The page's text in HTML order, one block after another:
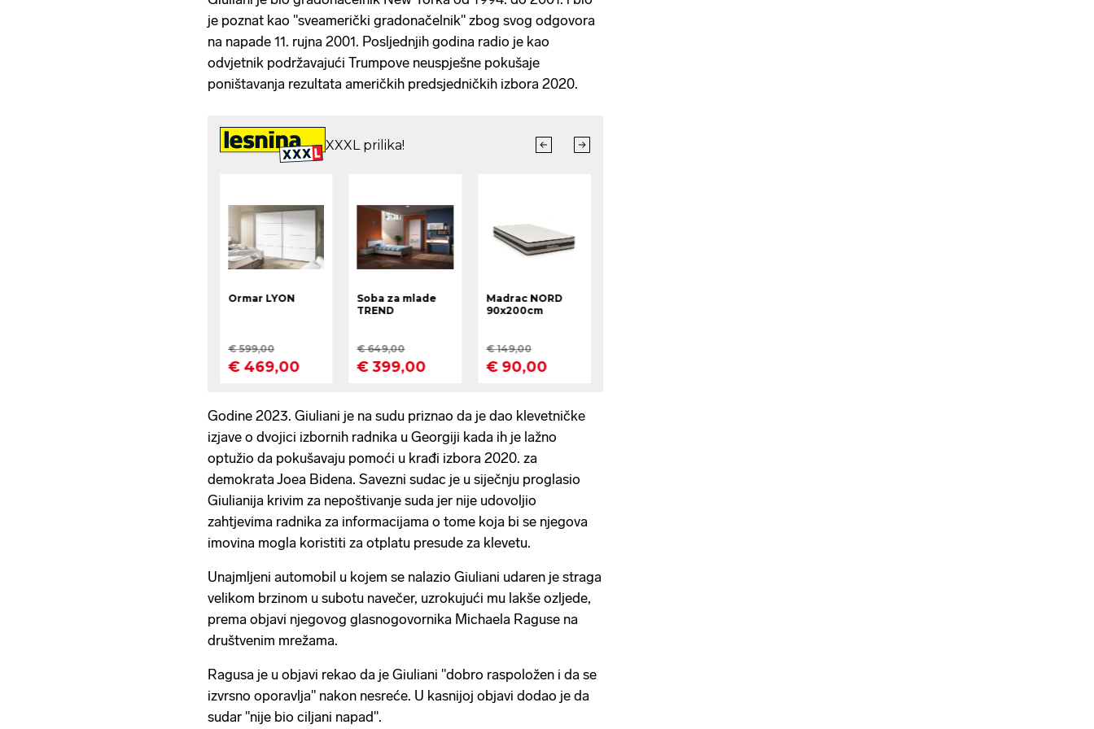
je poznat kao "sveamerički gradonačelnik" zbog svog odgovora
na napade 11. rujna 2001. Posljednjih godina radio je kao
odvjetnik podržavajući Trumpove neuspješne pokušaje
poništavanja rezultata američkih predsjedničkih izbora 2020.
Godine 2023. Giuliani je na sudu priznao da je dao klevetničke
izjave o dvojici izbornih radnika u Georgiji kada ih je lažno
optužio da pokušavaju pomoći u krađi izbora 2020. za
demokrata Joea Bidena. Savezni sudac je u siječnju proglasio
Giulianija krivim za nepoštivanje suda jer nije udovoljio
zahtjevima radnika za informacijama o tome koja bi se njegova
imovina mogla koristiti za otplatu presude za klevetu.
Unajmljeni automobil u kojem se nalazio Giuliani udaren je straga
velikom brzinom u subotu navečer, uzrokujući mu lakše ozljede,
prema objavi njegovog glasnogovornika Michaela Raguse na
društvenim mrežama.
Ragusa je u objavi rekao da je Giuliani "dobro raspoložen i da se
izvrsno oporavlja" nakon nesreće. U kasnijoj objavi dodao je da
sudar "nije bio ciljani napad".